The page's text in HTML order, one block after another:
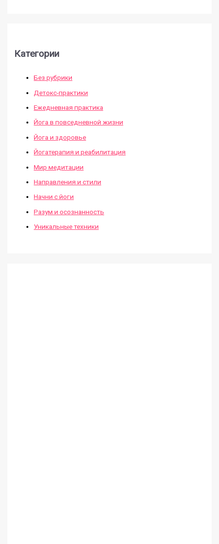
Категории
Без рубрики
Детокс-практики
Ежедневная практика
Йога в повседневной жизни
Йога и здоровье
Йогатерапия и реабилитация
Мир медитации
Направления и стили
Начни с йоги
Разум и осознанность
Уникальные техники